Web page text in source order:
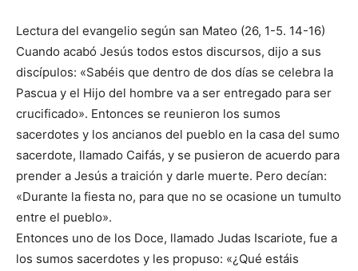
Lectura del evangelio según san Mateo (26, 1-5. 14-16)
Cuando acabó Jesús todos estos discursos, dijo a sus
discípulos: «Sabéis que dentro de dos días se celebra la
Pascua y el Hijo del hombre va a ser entregado para ser
crucificado». Entonces se reunieron los sumos
sacerdotes y los ancianos del pueblo en la casa del sumo
sacerdote, llamado Caifás, y se pusieron de acuerdo para
prender a Jesús a traición y darle muerte. Pero decían:
«Durante la fiesta no, para que no se ocasione un tumulto
entre el pueblo».
Entonces uno de los Doce, llamado Judas Iscariote, fue a
los sumos sacerdotes y les propuso: «¿Qué estáis